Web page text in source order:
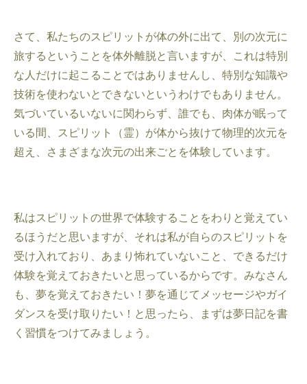
さて、私たちのスピリットが体の外に出て、別の次元に
旅するということを体外離脱と言いますが、これは特別
な人だけに起こることではありませんし、特別な知識や
技術を使わないとできないというわけでもありません。
気づいているいないに関わらず、誰でも、肉体が眠って
いる間、スピリット（霊）が体から抜けて物理的次元を
超え、さまざまな次元の出来ごとを体験しています。
私はスピリットの世界で体験することをわりと覚えてい
るほうだと思いますが、それは私が自らのスピリットを
受け入れており、あまり怖れていないこと、できるだけ
体験を覚えておきたいと思っているからです。みなさん
も、夢を覚えておきたい！夢を通じてメッセージやガイ
ダンスを受け取りたい！と思ったら、まずは夢日記を書
く習慣をつけてみましょう。